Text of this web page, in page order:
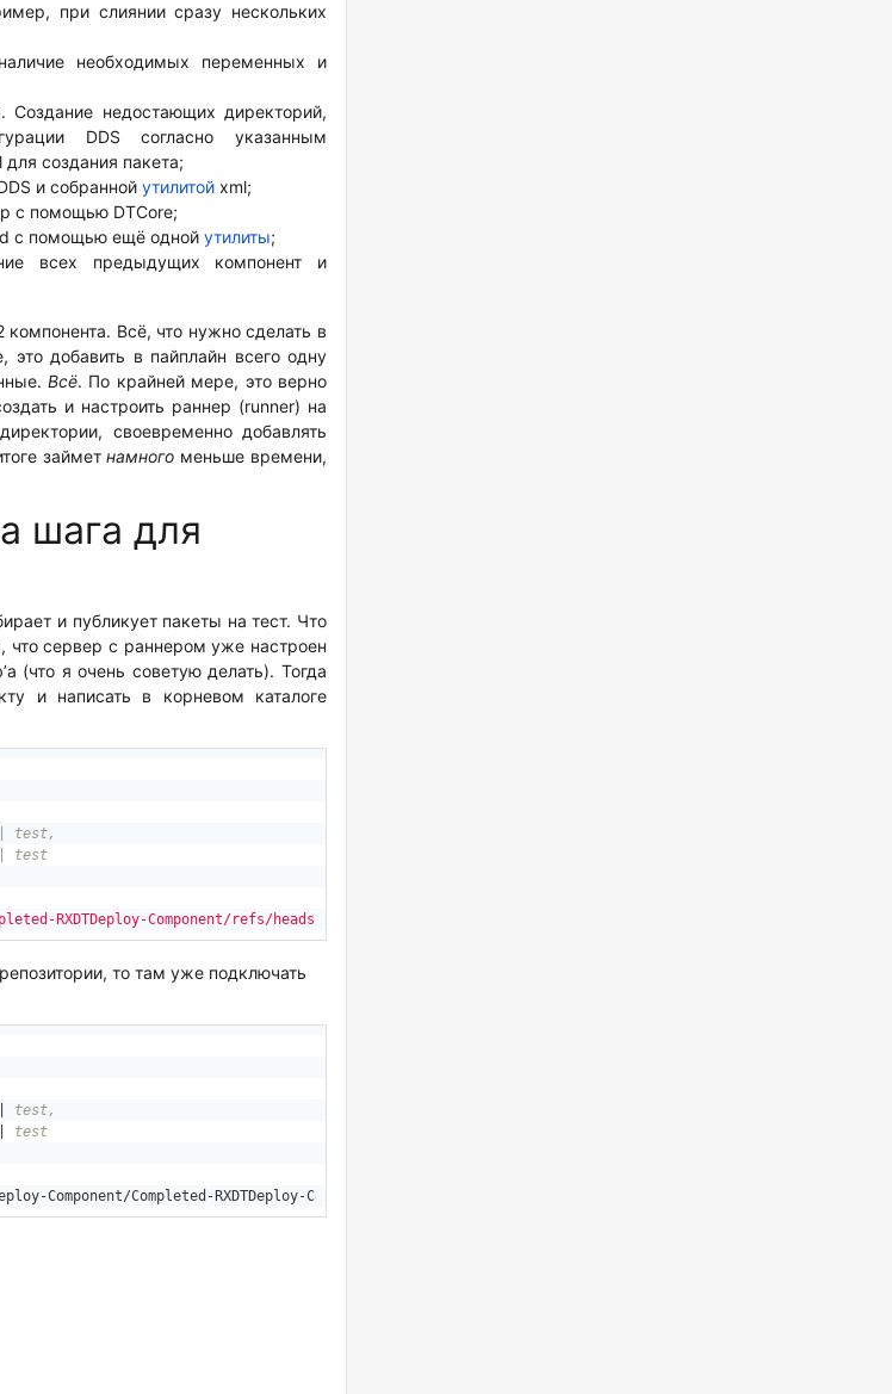
при слиянии сразу нескольких
необходимых переменных и
Создание недостающих директорий,
DDS согласно указанным
создания пакета;
и собранной утилитой xml;
с помощью DTCore;
с помощью ещё одной утилиты;
всех предыдущих компонент и
Всё, что нужно сделать в
это добавить в пайплайн всего одну
Всё. По крайней мере, это верно
и настроить раннер (runner) на
своевременно добавлять
займетнамного меньше времени,
шага для
и публикует пакеты на тест. Что
сервер с раннером уже настроен
(что я очень советую делать). Тогда
и написать в корневом каталоге
| test,
| test
RXDTDeploy-Component/refs/heads/remote/templates/Completed-RXDTDeploy-Component.yml'
то там уже подключать
test,
test
Component/Completed-RXDTDeploy-Component@main